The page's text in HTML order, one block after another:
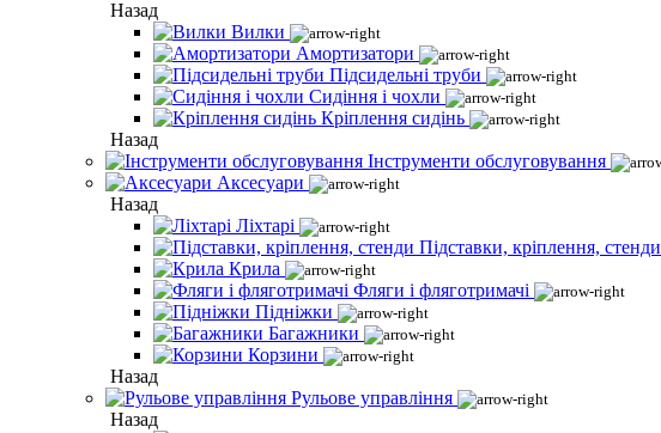
Назад
Вилки
Амортизатори
Підсидельні труби
Сидіння і чохли
Кріплення сидінь
Назад
Інструменти обслуговування
Аксесуари
Назад
Ліхтарі
Підставки, кріплення, стенди
Крила
Фляги і фляготримачі
Підніжки
Багажники
Корзини
Назад
Рульове управління
Назад